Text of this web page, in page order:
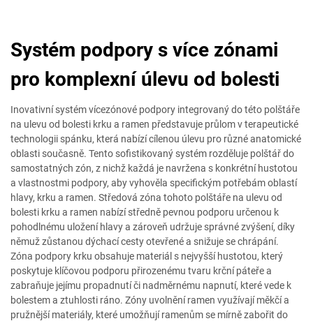
Systém podpory s více zónami
pro komplexní úlevu od bolesti
Inovativní systém vícezónové podpory integrovaný do této polštáře
na ulevu od bolesti krku a ramen představuje průlom v terapeutické
technologii spánku, která nabízí cílenou úlevu pro různé anatomické
oblasti současně. Tento sofistikovaný systém rozděluje polštář do
samostatných zón, z nichž každá je navržena s konkrétní hustotou
a vlastnostmi podpory, aby vyhověla specifickým potřebám oblastí
hlavy, krku a ramen. Středová zóna tohoto polštáře na ulevu od
bolesti krku a ramen nabízí středně pevnou podporu určenou k
pohodlnému uložení hlavy a zároveň udržuje správné zvýšení, díky
němuž zůstanou dýchací cesty otevřené a snižuje se chrápání.
Zóna podpory krku obsahuje materiál s nejvyšší hustotou, který
poskytuje klíčovou podporu přirozenému tvaru krční páteře a
zabraňuje jejímu propadnutí či nadměrnému napnutí, které vede k
bolestem a ztuhlosti ráno. Zóny uvolnění ramen využívají měkčí a
pružnější materiály, které umožňují ramenům se mírně zabořit do